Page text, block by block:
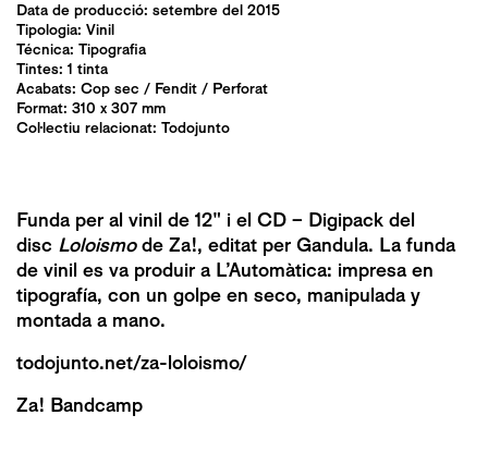
Data de producció: setembre del 2015
Tipologia: Vinil
Técnica: Tipografia
Tintes: 1 tinta
Acabats: Cop sec / Fendit / Perforat
Format: 310 x 307 mm
Col·lectiu relacionat: Todojunto
Funda per al vinil de 12″ i el CD – Digipack del
disc Loloismode Za!, editat per Gandula. La funda
de vinil es va produir a L’Automàtica: impresa en
tipografía, con un golpe en seco, manipulada y
montada a mano.
todojunto.net/za-loloismo/
Za! Bandcamp